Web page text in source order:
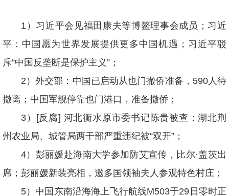
1 ）习近平会见福田康夫等博鳌理事会成员；习近
平：中国愿为世界发展提供更多中国机遇；习近平驳
斥“中国反垄断是保护主义”；
2 ）外交部：中国已启动从也门撤侨准备，590人待
撤离；中国军舰停靠也门港口，准备撤侨；
3 ）[反腐] 河北衡水原市委书记陈贵被查；湖北荆
州农业局、城管局两干部严重违纪被“双开”；
4）彭丽媛赴海南大学参加防艾宣传，比尔·盖茨出
席；彭丽媛新装亮相，邀多国领袖夫人参观特色村庄；
5）中国东南沿海海上飞行航线M503于29日零时正